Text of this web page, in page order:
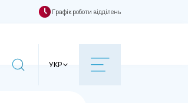
Графік роботи відділень
УКР